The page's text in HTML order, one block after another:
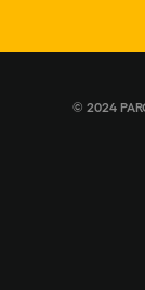
© 2024